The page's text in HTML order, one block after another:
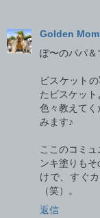
Golden
ぽ〜のパパ＆
ビスケット
たビスケッ
色々教えて
みます♪
ここのコミ
ンキ塗りも
けで、すぐ
（笑）。
返信